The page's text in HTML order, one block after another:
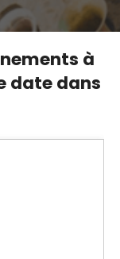
à
date dans